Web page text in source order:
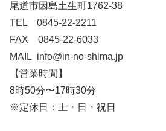
尾道市因島土生町1762-38
TEL 0845-22-2211
FAX 0845-22-6033
MAIL info@in-no-shima.jp
【営業時間】
8時50分〜17時30分
※定休日：土・日・祝日